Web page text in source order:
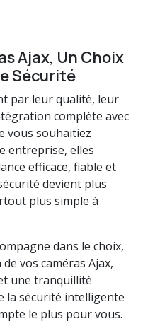
Ajax, Un Choix
Sécurité
par leur qualité, leur
complète avec
vous souhaitiez
entreprise, elles
efficace, fiable et
devient plus
plus simple à
dans le choix,
vos caméras Ajax,
une tranquillité
la sécurité intelligente
le plus pour vous.